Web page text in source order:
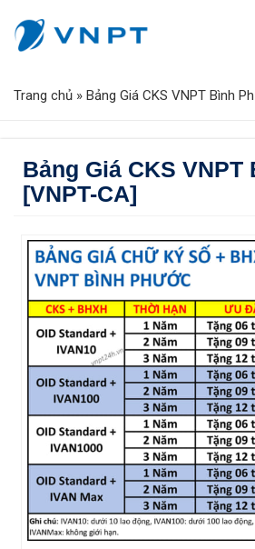
Trang chủ » Bảng Giá CKS VNPT Bình
Bảng Giá CKS
[VNPT-CA]